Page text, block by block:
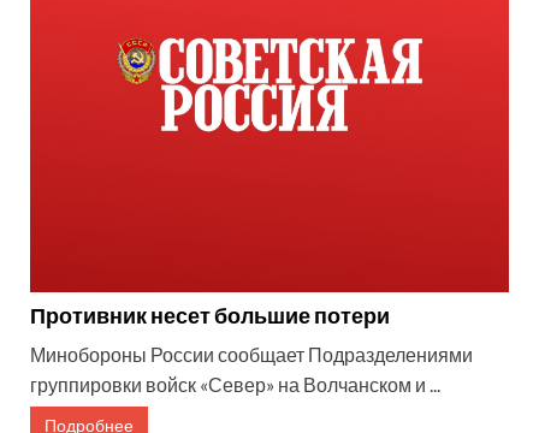
Противник несет большие потери
Минобороны России сообщает Подразделениями
группировки войск «Север» на Волчанском и ...
Подробнее